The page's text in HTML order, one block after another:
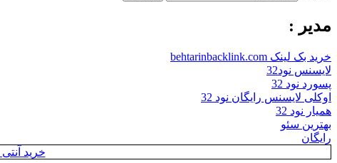
مدیر :
خرید بک لینک behtarinbacklink.com
لایسنس نود32
پسورد نود 32
اوکلی لایسنس رایگان نود 32
همیار نود 32
بهترین سئو
رایگان
خرید آنتی